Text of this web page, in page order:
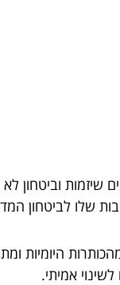
שיזמות וביטחון
שלו לביטחון
היומיות
אמיתי.